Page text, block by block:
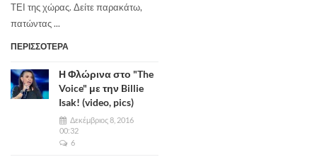
ΤΕΙ της χώρας. Δείτε παρακάτω,
πατώντας ...
ΠΕΡΙΣΣΟΤΕΡΑ
Η Φλώρινα στο "The
Voice" με την Billie
Isak! (video, pics)
Δεκέμβριος 8, 2016
00:32
6